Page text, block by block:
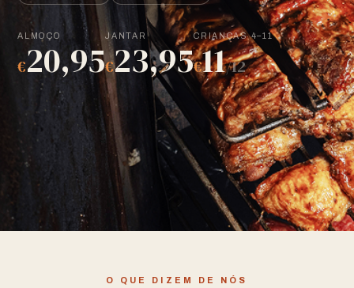
ALMOÇO
€20,95
JANTAR
€23,95
CRIANÇAS 4–11
€11/12
O QUE DIZEM DE NÓS